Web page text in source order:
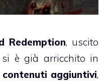
Redemption, uscito
è già arricchito in
contenuti aggiuntivi,